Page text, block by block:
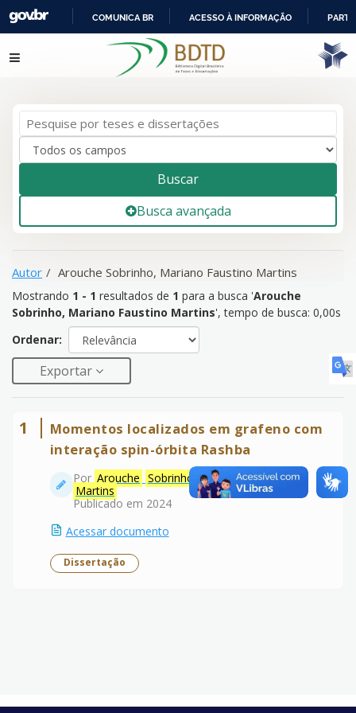
IR
PARA
COMUNICA BR ACESSO À INFORMAÇÃO
resultados de 1para a busca '
Sobrinho, Mariano Faustino Martins'
Pular para o conteúdo
Buscar
Busca avançada
Autor Arouche Sobrinho, Mariano Faustino Martins
Mostrando 1 - 1 resultados de 1 para a busca 'Arouche
Sobrinho, Mariano Faustino Martins', tempo de busca: 0,00s
Ordenar:
Exportar
1
Momentos localizados em grafeno com
interação spin-órbita Rashba
Por Arouche Sobrinho ,Mariano Faustino
Martins
Publicado em 2024
Acessar documento
Dissertação